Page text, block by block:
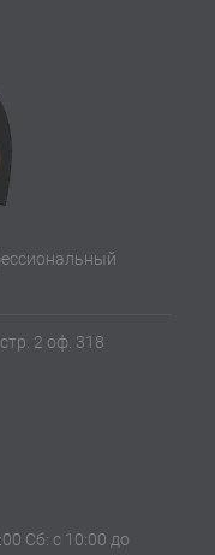
2 оф. 318
Сб: с 10:00 до